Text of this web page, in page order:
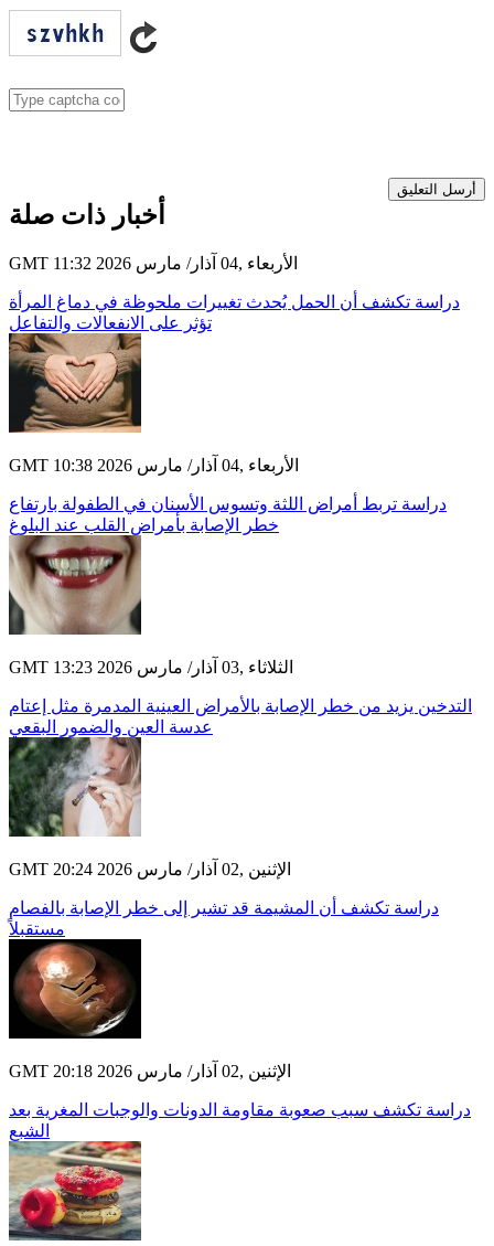
أرسل التعليق
أخبار ذات صلة
GMT 11:32 2026 الأربعاء ,04 آذار/ مارس
دراسة تكشف أن الحمل يُحدث تغييرات ملحوظة في دماغ المرأة
تؤثر على الانفعالات والتفاعل
GMT 10:38 2026 الأربعاء ,04 آذار/ مارس
دراسة تربط أمراض اللثة وتسوس الأسنان في الطفولة بارتفاع
خطر الإصابة بأمراض القلب عند البلوغ
GMT 13:23 2026 الثلاثاء ,03 آذار/ مارس
التدخين يزيد من خطر الإصابة بالأمراض العينية المدمرة مثل إعتام
عدسة العين والضمور البقعي
GMT 20:24 2026 الإثنين ,02 آذار/ مارس
دراسة تكشف أن المشيمة قد تشير إلى خطر الإصابة بالفصام
مستقبلاً
GMT 20:18 2026 الإثنين ,02 آذار/ مارس
دراسة تكشف سبب صعوبة مقاومة الدونات والوجبات المغرية بعد
الشبع